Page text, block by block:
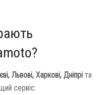
Львові, Харкові, Дніпрі та
сервіс: